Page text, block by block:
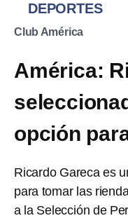
DEPORTES
Club América
América:
opción
Ricardo Gareca es
para tomar las
a la Selección de